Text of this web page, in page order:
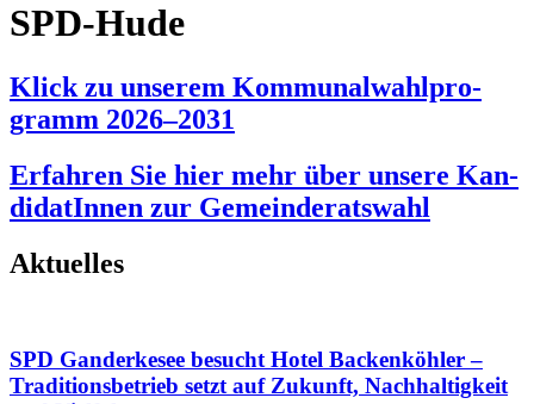
SPD-Hude
Klick zu unse­rem Kom­mu­nal­wahl­pro­
gramm 2026–2031
Erfah­ren Sie hier mehr über unse­re Kan­
di­da­tIn­nen zur Gemein­de­rats­wahl
Aktu­el­les
SPD Gan­der­ke­see besucht Hotel Backen­köh­ler –
Tra­di­ti­ons­be­trieb setzt auf Zukunft, Nach­hal­tig­keit